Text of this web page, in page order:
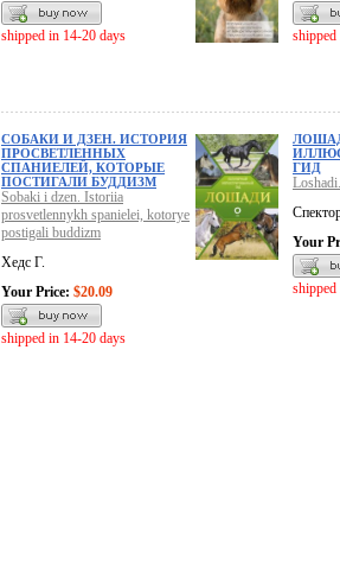
shipped in 14-20 days
СОБАКИ И ДЗЕН. ИСТОРИЯ
ПРОСВЕТЛЕННЫХ
СПАНИЕЛЕЙ, КОТОРЫЕ
ПОСТИГАЛИ БУДДИЗМ
Sobaki i dzen. Istoriia
prosvetlennykh spanielei, kotorye
postigali buddizm
Хедс Г.
Your Price: $20.09
shipped in 14-20 days
ГИД
Your